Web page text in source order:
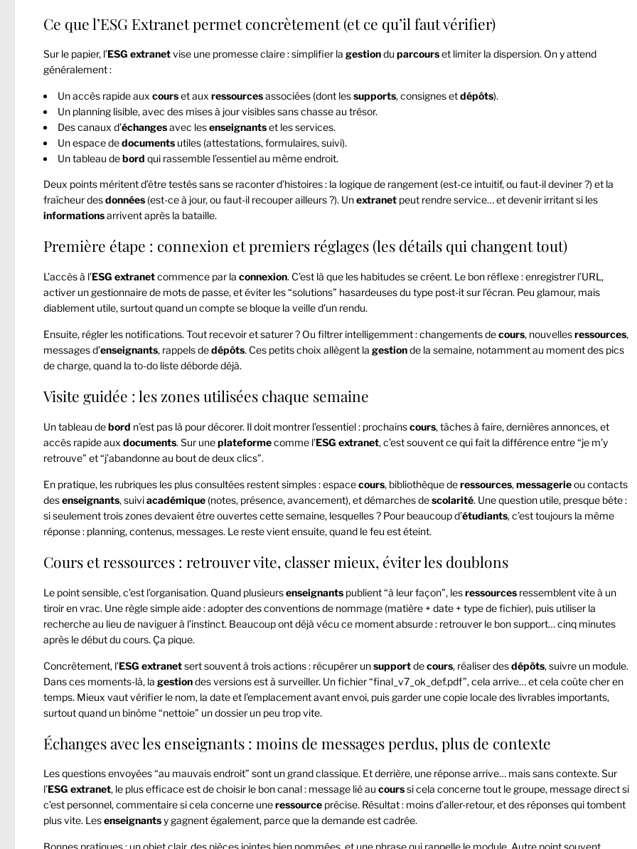
Ce que l’ESG Extranet permet concrètement (et ce qu’il faut vérifier)
Sur le papier, l’ESG extranetvise une promesse claire : simplifier la gestiondu parcourset limiter la dispersion. On y attend
généralement :
Un accès rapide aux courset aux ressourcesassociées (dont lessupports, consignes etdépôts).
Un planning lisible, avec des mises à jour visibles sans chasse au trésor.
Des canaux d’échangesavec lesenseignantset les services.
Un espace dedocuments utiles (attestations, formulaires, suivi).
Un tableau debord qui rassemble l’essentiel au même endroit.
Deux points méritent d’être testés sans se raconter d’histoires : la logique de rangement (est-ce intuitif, ou faut-il deviner ?) et la
fraîcheur desdonnées (est-ce à jour, ou faut-il recouper ailleurs ?). Unextranet peut rendre service… et devenir irritant si les
informationsarrivent après la bataille.
Première étape : connexion et premiers réglages (les détails qui changent tout)
L’accès à l’ESG extranetcommence par la connexion. C’est là que les habitudes se créent. Le bon réflexe : enregistrer l’URL,
activer un gestionnaire de mots de passe, et éviter les “solutions” hasardeuses du type post-it sur l’écran. Peu glamour, mais
diablement utile, surtout quand un compte se bloque la veille d’un rendu.
Ensuite, régler les notifications. Tout recevoir et saturer ? Ou filtrer intelligemment : changements decours, nouvellesressources,
messages d’enseignants, rappels dedépôts. Ces petits choix allègent la gestionde la semaine, notamment au moment des pics
de charge, quand la to-do liste déborde déjà.
Visite guidée : les zones utilisées chaque semaine
Un tableau debord n’est pas là pour décorer. Il doit montrer l’essentiel : prochainscours, tâches à faire, dernières annonces, et
accès rapide aux documents. Sur uneplateformecomme l’ESG extranet, c’est souvent ce qui fait la différence entre “je m’y
retrouve” et “j’abandonne au bout de deux clics”.
En pratique, les rubriques les plus consultées restent simples : espacecours, bibliothèque deressources,messagerieou contacts
desenseignants, suiviacadémique (notes, présence, avancement), et démarches descolarité. Une question utile, presque bête :
si seulement trois zones devaient être ouvertes cette semaine, lesquelles ? Pour beaucoup d’étudiants, c’est toujours la même
réponse : planning, contenus, messages. Le reste vient ensuite, quand le feu est éteint.
Cours et ressources : retrouver vite, classer mieux, éviter les doublons
Le point sensible, c’est l’organisation. Quand plusieursenseignants publient “à leur façon”, lesressources ressemblent vite à un
tiroir en vrac. Une règle simple aide : adopter des conventions de nommage (matière + date + type de fichier), puis utiliser la
recherche au lieu de naviguer à l’instinct. Beaucoup ont déjà vécu ce moment absurde : retrouver le bon support… cinq minutes
après le début du cours. Ça pique.
Concrètement, l’ESG extranetsert souvent à trois actions : récupérer unsupportdecours, réaliser desdépôts, suivre un module.
Dans ces moments-là, la gestiondes versions est à surveiller. Un fichier “final_v7_ok_def.pdf”, cela arrive… et cela coûte cher en
temps. Mieux vaut vérifier le nom, la date et l’emplacement avant envoi, puis garder une copie locale des livrables importants,
surtout quand un binôme “nettoie” un dossier un peu trop vite.
Échanges avec les enseignants : moins de messages perdus, plus de contexte
Les questions envoyées “au mauvais endroit” sont un grand classique. Et derrière, une réponse arrive… mais sans contexte. Sur
l’ESG extranet, le plus efficace est de choisir le bon canal : message lié au courssi cela concerne tout le groupe, message direct si
c’est personnel, commentaire si cela concerne uneressource précise. Résultat : moins d’aller-retour, et des réponses qui tombent
plus vite. Lesenseignantsy gagnent également, parce que la demande est cadrée.